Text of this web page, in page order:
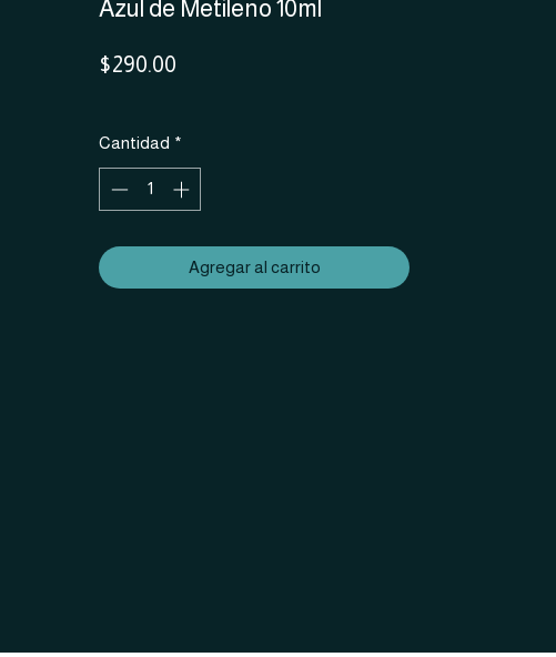
Azul de Metileno 10ml
$290.00
Cantidad *
Agregar al carrito